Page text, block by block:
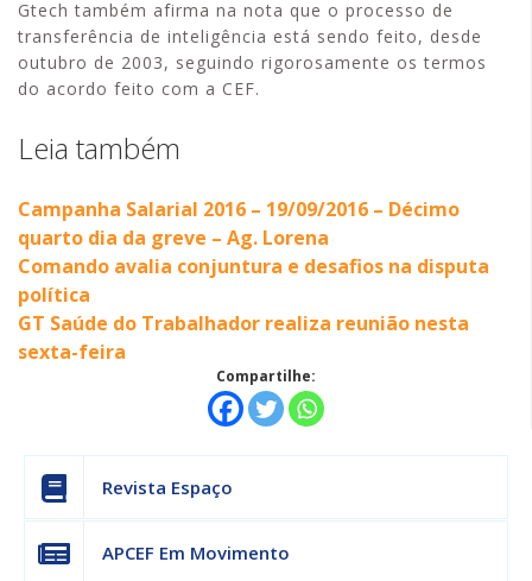
Gtech também afirma na nota que o processo de
transferência de inteligência está sendo feito, desde
outubro de 2003, seguindo rigorosamente os termos
do acordo feito com a CEF.
Leia também
Campanha Salarial 2016 – 19/09/2016 – Décimo
quarto dia da greve – Ag. Lorena
Comando avalia conjuntura e desafios na disputa
política
GT Saúde do Trabalhador realiza reunião nesta
sexta-feira
Compartilhe:
Revista Espaço
APCEF Em Movimento